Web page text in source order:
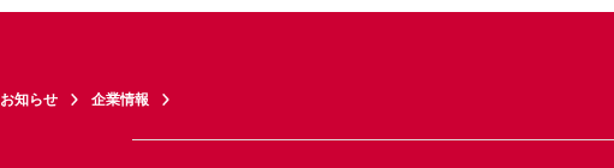
お知らせ 企業情報